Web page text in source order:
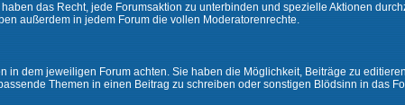
das Recht, jede Forumsaktion zu unterbinden und spezielle Aktionen
außerdem in jedem Forum die vollen Moderatorenrechte.
in dem jeweiligen Forum achten. Sie haben die Möglichkeit, Beiträge zu
Themen in einen Beitrag zu schreiben oder sonstigen Blödsinn in das